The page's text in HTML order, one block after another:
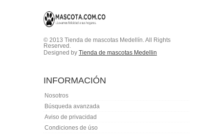
© 2013 Tienda de mascotas Medellín. All Rights
Reserved.
Designed by Tienda de mascotas Medellin
INFORMACIÓN
Nosotros
Búsqueda avanzada
Aviso de privacidad
Condiciones de úso